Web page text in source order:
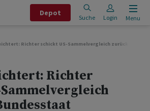
Depot
Suche Login Menu
Richter schickt US-Sammelvergleich zurück in
Richter